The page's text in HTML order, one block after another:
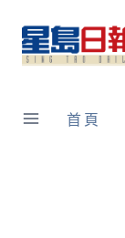
content
首頁